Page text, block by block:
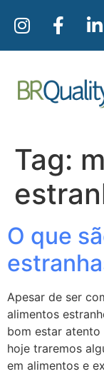
Tag:
O que
Apesar de ser
alimentos
bom estar atento
hoje traremos
em alimentos e